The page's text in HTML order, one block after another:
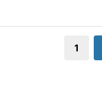
て謝罪した。「発信が
ゆいぴすさんが出演し
1